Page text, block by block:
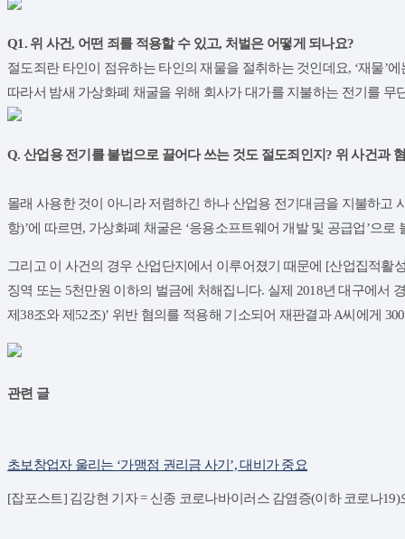
Q1. 위 사건, 어떤 죄를 적용할 수 있고, 처벌은 어떻게 되나요?
절도죄란 타인이 점유하는 타인의 재물을 절취하는 것인데요, ‘재물’
따라서 밤새 가상화폐 채굴을 위해 회사가 대가를 지불하는 전기를
Q. 산업용 전기를 불법으로 끌어다 쓰는 것도 절도죄인지? 위 사건과
몰래 사용한 것이 아니라 저렴하긴 하나 산업용 전기대금을 지불하고
항)’에 따르면, 가상화폐 채굴은 ‘응용소프트웨어 개발 및 공급업’으
그리고 이 사건의 경우 산업단지에서 이루어졌기 때문에 [산업집적
징역 또는 5천만원 이하의 벌금에 처해집니다. 실제 2018년 대구에서
제38조와 제52조)’ 위반 혐의를 적용해 기소되어 재판결과 A씨에게
관련 글
초보창업자 울리는 ‘가맹점 권리금 사기’, 대비가 중요
[잡포스트] 김강현 기자 = 신종 코로나바이러스 감염증(이하 코로나